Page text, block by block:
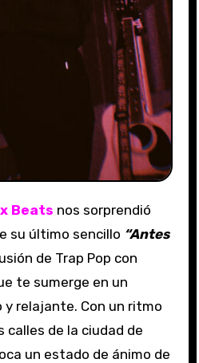
Beats nos sorprendió
su último sencillo “Antes
de Trap Pop con
te sumerge en un
relajante. Con un ritmo
calles de la ciudad de
un estado de ánimo de